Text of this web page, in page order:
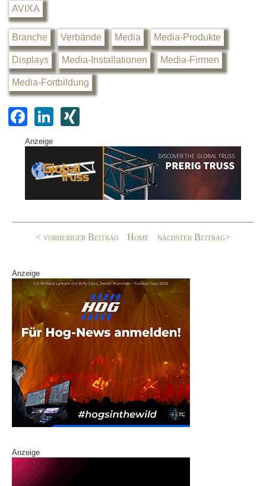
AVIXA
Branche Verbände Media Media-Produkte
Displays Media-Installationen Media-Firmen
Media-Fortbildung
F
a
c
e
o
Li
k
e
G
Anzeige
< vorheriger Beitrag Home nächster Beitrag>
Anzeige
Anzeige